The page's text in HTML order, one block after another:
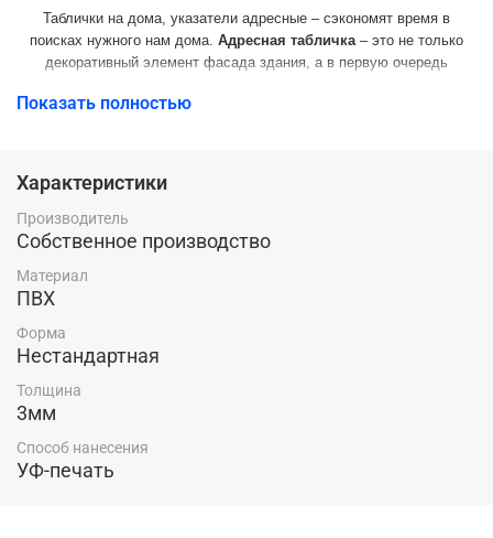
Таблички на дома, указатели адресные – сэкономят время в
поисках нужного нам дома. Адресная табличка – это не только
декоративный элемент фасада здания, а в первую очередь
применяемый в различных областях производства наружной
информации.
практически не впитывает воду из воздуха, что исключает
набухание и деформацию. Даже непосредственный длительный
контакт с водой не изменяет внешнего вида и эксплуатационных
Показать полностью
Характеристики
Производитель
Собственное производство
Материал
ПВХ
Форма
Нестандартная
Толщина
3мм
Способ нанесения
УФ-печать